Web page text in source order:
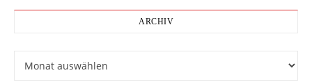
ARCHIV